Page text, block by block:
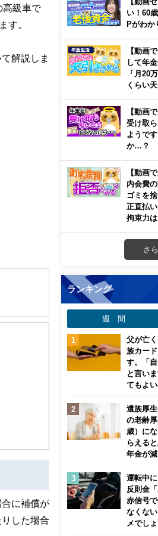
高級車で
す。
解説しま
も理解でき
プランナ
して迎
に補償が
した場合
い！60
Pがわか
【動画
して年
「月20
くらい
【動画
受け取
ようで
か…？
【動画
内会費
ゴミを
正直払
拘束力
さ
ランキング
週 間
父が亡
族カー
す。「
と言い
てもよ
遺族厚
の老齢
歳）に
らえる
年金が
運転中
反則金
赤信号
なくな
メでし